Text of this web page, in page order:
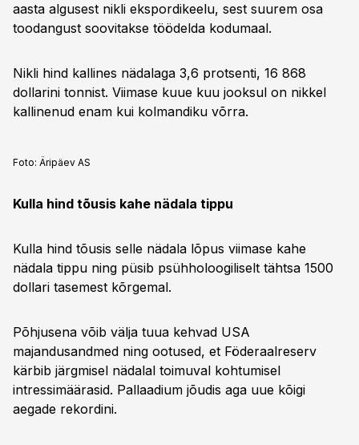
aasta algusest nikli ekspordikeelu, sest suurem osa
toodangust soovitakse töödelda kodumaal.
Nikli hind kallines nädalaga 3,6 protsenti, 16 868
dollarini tonnist. Viimase kuue kuu jooksul on nikkel
kallinenud enam kui kolmandiku võrra.
Foto: Äripäev AS
Kulla hind tõusis kahe nädala tippu
Kulla hind tõusis selle nädala lõpus viimase kahe
nädala tippu ning püsib psühholoogiliselt tähtsa 1500
dollari tasemest kõrgemal.
Põhjusena võib välja tuua kehvad USA
majandusandmed ning ootused, et Föderaalreserv
kärbib järgmisel nädalal toimuval kohtumisel
intressimäärasid. Pallaadium jõudis aga uue kõigi
aegade rekordini.